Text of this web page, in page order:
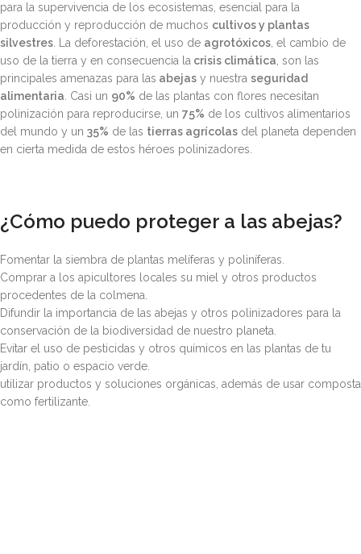
para la supervivencia de los ecosistemas, esencial para la
producción y reproducción de muchos cultivos y plantas
silvestres . La deforestación, el uso de agrotóxicos , el cambio de
uso de la tierra y en consecuencia la crisis climática , son las
principales amenazas para las abejas y nuestra seguridad
alimentaria . Casi un 90% de las plantas con flores necesitan
polinización para reproducirse, un 75% de los cultivos alimentarios
del mundo y un 35% de las tierras agrícolas del planeta dependen
en cierta medida de estos héroes polinizadores.
¿Cómo puedo proteger a las abejas?
Fomentar la siembra de plantas melíferas y poliníferas.
Comprar a los apicultores locales su miel y otros productos
procedentes de la colmena.
Difundir la importancia de las abejas y otros polinizadores para la
conservación de la biodiversidad de nuestro planeta.
Evitar el uso de pesticidas y otros químicos en las plantas de tu
jardín, patio o espacio verde.
utilizar productos y soluciones orgánicas, además de usar composta
como fertilizante.